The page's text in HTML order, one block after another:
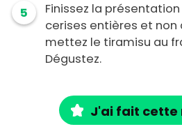
5
Finissez la
cerises entières et
mettez le tiramisu au
Dégustez.
J'ai fait cette